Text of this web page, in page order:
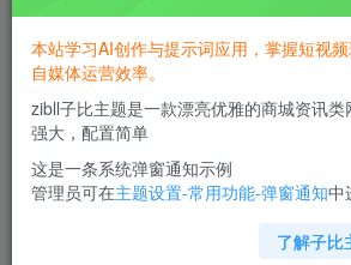
本站学习AI创作与提示词应用，掌握短视
自媒体运营效率。
zibll子比主题是一款漂亮优雅的商城资讯
强大，配置简单
这是一条系统弹窗通知示例
管理员可在主题设置-常用功能-弹窗通知中
了解子比